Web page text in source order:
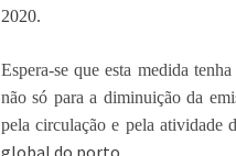
2020.
Espera-se que esta medida
não só para a diminuição da
pela circulação e pela atividade
global do porto.